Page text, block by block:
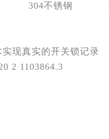
304不锈钢
实现真实的开关锁记录
2 1103864.3